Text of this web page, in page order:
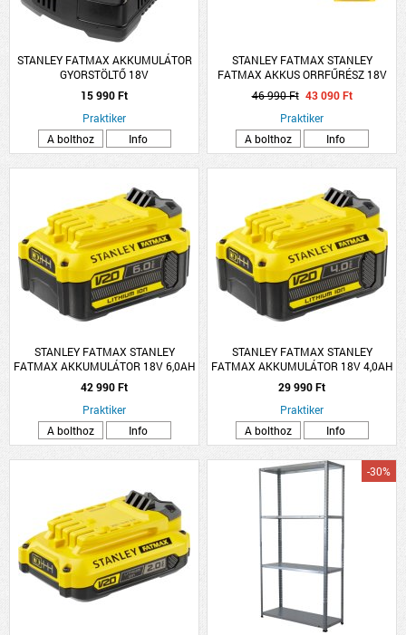
STANLEY FATMAX AKKUMULÁTOR
GYORSTÖLTŐ 18V
15 990 Ft
Praktiker
A bolthoz
Info
STANLEY FATMAX STANLEY
FATMAX AKKUS ORRFŰRÉSZ 18V
AKKU ÉS TÖLTŐ NÉLKÜL
46 990 Ft 43 090 Ft
Praktiker
A bolthoz
Info
STANLEY FATMAX STANLEY
FATMAX AKKUMULÁTOR 18V 6,0AH
LI-ION
42 990 Ft
Praktiker
A bolthoz
Info
STANLEY FATMAX STANLEY
FATMAX AKKUMULÁTOR 18V 4,0AH
LI-ION
29 990 Ft
Praktiker
A bolthoz
Info
-30%